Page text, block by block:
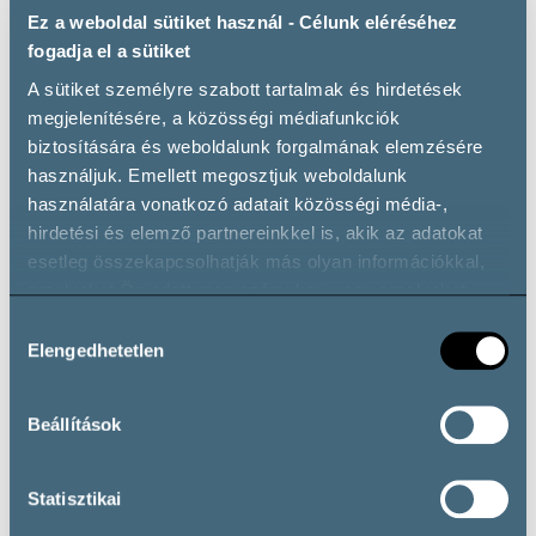
Ez a weboldal sütiket használ - Célunk eléréséhez
fogadja el a sütiket
A sütiket személyre szabott tartalmak és hirdetések
megjelenítésére, a közösségi médiafunkciók
biztosítására és weboldalunk forgalmának elemzésére
használjuk. Emellett megosztjuk weboldalunk
használatára vonatkozó adatait közösségi média-,
hirdetési és elemző partnereinkkel is, akik az adatokat
esetleg összekapcsolhatják más olyan információkkal,
amelyeket Ön adott meg számukra, vagy amelyeket
során.
kiválasztása
Elengedhetetlen
Beállítások
Statisztikai
Private parking
Vörösbor
Fehérbor
Tramini